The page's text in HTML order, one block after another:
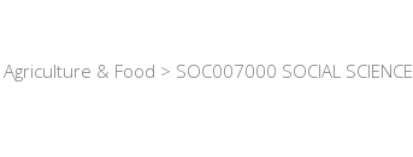
& Food > SOC007000 SOCIAL SCIENCE